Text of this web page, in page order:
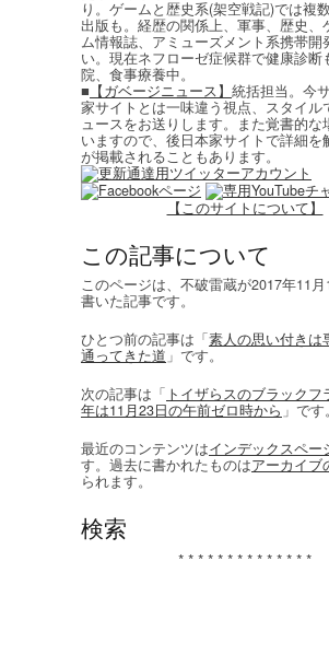
り。ゲームと歴史系(架空戦記)では複
出版も。経歴の関係上、軍事、歴史、
ム情報誌、アミューズメント系携帯開
い。現在ネフローゼ症候群で健康診断
院、食事療養中。
■ 【ガベージニュース】 統括担当。今
家サイトとは一味違う視点、スタイル
ュースをお送りします。また覚書的な
いますので、後日本家サイトで詳細を
が掲載されることもあります。
【このサイトについて】
この記事について
このページは、不破雷蔵が2017年11
書いた記事です。
ひとつ前の記事は「素人の思い付きは
通ってきた道 」です。
次の記事は「 トイザらスのブラックフ
年は11月23日の午前ゼロ時から 」です。
最近のコンテンツはインデックスペー
す。過去に書かれたものはアーカイブ
られます。
検索
* * * * * * * * * * * * * *